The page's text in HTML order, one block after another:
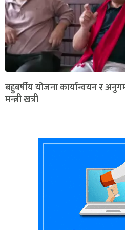
बहुबर्षीय योजना कार्यान्वयन र
मन्त्री खत्री